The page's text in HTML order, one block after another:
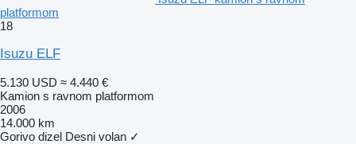
platformom
18
Isuzu ELF
5.130 USD ≈ 4.440 €
Kamion s ravnom platformom
2006
14.000 km
Gorivo dizel Desni volan ✓